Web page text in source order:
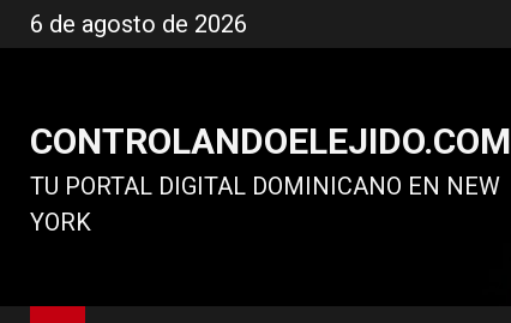
al
6 de agosto de 2026
CONTROLANDOELEJIDO.COM
TU PORTAL DIGITAL DOMINICANO EN NEW
YORK